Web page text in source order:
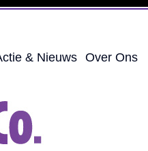
& Nieuws Over Ons